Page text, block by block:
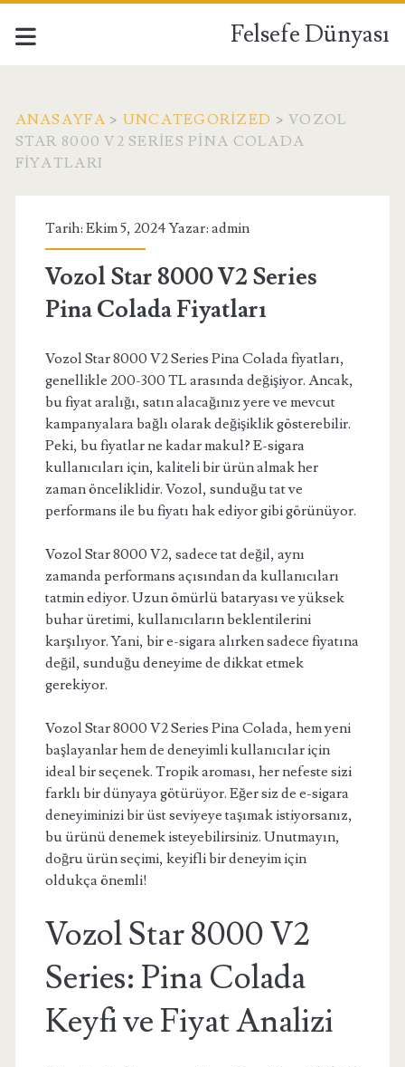
Felsefe Dünyası
ANASAYFA > UNCATEGORIZED >VOZOL
STAR 8000 V2 SERIES PINA COLADA
FIYATLARI
Tarih: Ekim 5, 2024 Yazar: admin
Vozol Star 8000 V2 Series
Pina Colada Fiyatları
Vozol Star 8000 V2 Series Pina Colada fiyatları,
genellikle 200-300 TL arasında değişiyor. Ancak,
bu fiyat aralığı, satın alacağınız yere ve mevcut
kampanyalara bağlı olarak değişiklik gösterebilir.
Peki, bu fiyatlar ne kadar makul? E-sigara
kullanıcıları için, kaliteli bir ürün almak her
zaman önceliklidir. Vozol, sunduğu tat ve
performans ile bu fiyatı hak ediyor gibi görünüyor.
Vozol Star 8000 V2, sadece tat değil, aynı
zamanda performans açısından da kullanıcıları
tatmin ediyor. Uzun ömürlü bataryası ve yüksek
buhar üretimi, kullanıcıların beklentilerini
karşılıyor. Yani, bir e-sigara alırken sadece fiyatına
değil, sunduğu deneyime de dikkat etmek
gerekiyor.
Vozol Star 8000 V2 Series Pina Colada, hem yeni
başlayanlar hem de deneyimli kullanıcılar için
ideal bir seçenek. Tropik aroması, her nefeste sizi
farklı bir dünyaya götürüyor. Eğer siz de e-sigara
deneyiminizi bir üst seviyeye taşımak istiyorsanız,
bu ürünü denemek isteyebilirsiniz. Unutmayın,
doğru ürün seçimi, keyifli bir deneyim için
oldukça önemli!
Vozol Star 8000 V2
Series: Pina Colada
Keyfi ve Fiyat Analizi